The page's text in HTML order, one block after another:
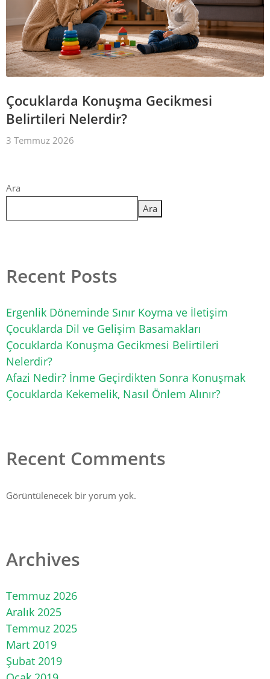
Çocuklarda Konuşma Gecikmesi
Belirtileri Nelerdir?
3 Temmuz 2026
Ara
Ara
Recent Posts
Ergenlik Döneminde Sınır Koyma ve İletişim
Çocuklarda Dil ve Gelişim Basamakları
Çocuklarda Konuşma Gecikmesi Belirtileri
Nelerdir?
Afazi Nedir? İnme Geçirdikten Sonra Konuşmak
Çocuklarda Kekemelik, Nasıl Önlem Alınır?
Recent Comments
Görüntülenecek bir yorum yok.
Archives
Temmuz 2026
Aralık 2025
Temmuz 2025
Mart 2019
Şubat 2019